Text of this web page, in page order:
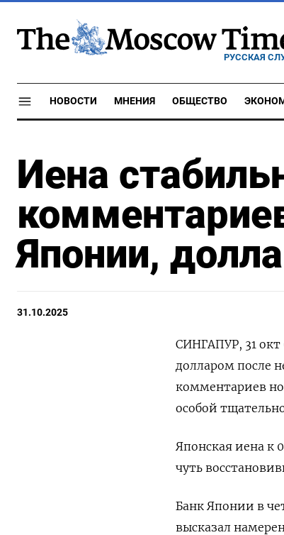
РУССКАЯ
НОВОСТИ МНЕНИЯ ОБЩЕСТВО
Иена
Японии,
31.10.2025
СИНГАПУР, 31 окт
долларом после
комментариев
особой
Японская иена к
чуть
Банк Японии в
высказал